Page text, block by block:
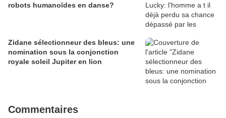
robots humanoïdes en danse?
Zidane sélectionneur des bleus: une
nomination sous la conjonction
royale soleil Jupiter en lion
Commentaires